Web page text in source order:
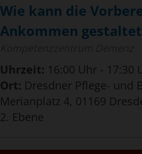
Wie kann die
Ankommen
Uhrzeit: 16:00 Uhr - 17:30
Ort: Dresdner Pflege- und
Merianplatz 4, 01169
2. Ebene